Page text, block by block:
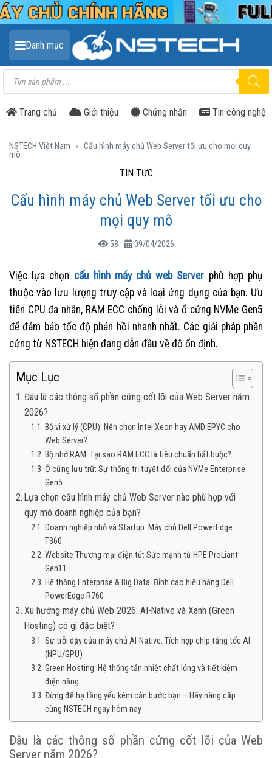
Danh mục
Tìm
kiếm
sản
Trang chủ
Giới thiệu Chứng nhận Tin công nghệ
NSTECH Việt Nam » Cấu hình máy chủ Web Server tối ưu cho mọi quy
mô
TIN TỨC
Cấu hình máy chủ Web Server tối ưu cho
mọi quy mô
58 09/04/2026
Việc lựa chọn cấu hình máy chủ web Server phù hợp phụ
thuộc vào lưu lượng truy cập và loại ứng dụng của bạn. Ưu
tiên CPU đa nhân, RAM ECC chống lỗi và ổ cứng NVMe Gen5
để đảm bảo tốc độ phản hồi nhanh nhất. Các giải pháp phần
cứng từ NSTECH hiện đang dẫn đầu về độ ổn định.
Mục Lục
Đâu là các thông số phần cứng cốt lõi của Web Server năm
2026?
Bộ vi xử lý (CPU): Nên chọn Intel Xeon hay AMD EPYC cho
Web Server?
Bộ nhớ RAM: Tại sao RAM ECC là tiêu chuẩn bắt buộc?
Ổ cứng lưu trữ: Sự thống trị tuyệt đối của NVMe Enterprise
Gen5
Lựa chọn cấu hình máy chủ Web Server nào phù hợp với
quy mô doanh nghiệp của bạn?
Doanh nghiệp nhỏ và Startup: Máy chủ Dell PowerEdge
T360
Website Thương mại điện tử: Sức mạnh từ HPE ProLiant
Gen11
Hệ thống Enterprise & Big Data: Đỉnh cao hiệu năng Dell
PowerEdge R760
Xu hướng máy chủ Web 2026: AI-Native và Xanh (Green
Hosting) có gì đặc biệt?
Sự trỗi dậy của máy chủ AI-Native: Tích hợp chip tăng tốc AI
(NPU/GPU)
Green Hosting: Hệ thống tản nhiệt chất lỏng và tiết kiệm
điện năng
Đừng để hạ tầng yếu kém cản bước bạn – Hãy nâng cấp
cùng NSTECH ngay hôm nay
Đâu là các thông số phần cứng cốt lõi của Web
Server năm 2026?